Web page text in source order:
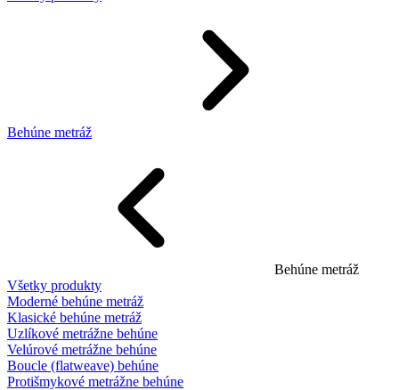
Behúne metráž
Behúne metráž
Všetky produkty
Moderné behúne metráž
Klasické behúne metráž
Uzlíkové metrážne behúne
Velúrové metrážne behúne
Boucle (flatweave) behúne
Protišmykové metrážne behúne